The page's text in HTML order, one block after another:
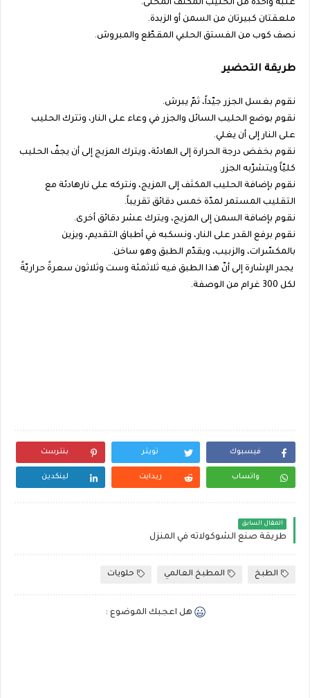
علبة واحدة من الحليب المكثّف المحلّى.
ملعقتان كبيرتان من السمن أو الزبدة.
نصف كوب من الفستق الحلبي المقطّع والمبروش.
طريقة التحضير
نقوم بغسل الجزر جيّداً، ثمّ يبرش.
نقوم بوضع الحليب السائل والجزر في وعاء على النار، وتترك الحليب
على النار إلى أن يغلي.
نقوم بخفض درجة الحرارة إلى الهادئة، ويترك المزيج إلى أن يجفّ الحليب
كليّاً ويتشرّبه الجزر.
نقوم بإضافة الحليب المكثف إلى المزيج، ونتركه على نارهادئة مع
التقليب المستمر لمدّة خمس دقائق تقريباً.
نقوم بإضافة السمن إلى المزيج، ويترك عشر دقائق أخرى.
نقوم برفع القدر على النار، ونسكبه في أطباق التقديم، ويزين
بالمكسّرات، والزبيب، ويقدّم الطبق وهو ساخن.
يجدر الإشارة إلى أنّ هذا الطبق فيه ثلاثمئة وست وثلاثون سعرةً حراريّةً
لكل 300 غرام من الوصفة.
فيسبوك تويتر بنترست
واتساب ريدايت لينكدين
المقال السابق
طريقة صنع الشوكولاته في المنزل
الطبخ المطبخ العالمي حلويات
هل اعجبك الموضوع :